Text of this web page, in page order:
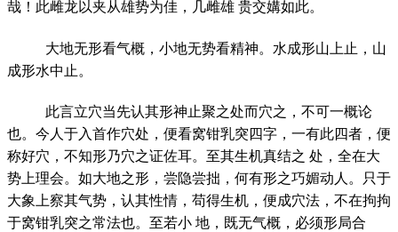
哉！此雌龙以夹从雄势为佳，几雌雄 贵交媾如此。
大地无形看气概，小地无势看精神。水成形山上止，山
成形水中止。
此言立穴当先认其形神止聚之处而穴之，不可一概论
也。今人于入首作穴处，便看窝钳乳突四字，一有此四者，便
称好穴，不知形乃穴之证佐耳。至其生机真结之 处，全在大
势上理会。如大地之形，尝隐尝拙，何有形之巧媚动人。只于
大象上察其气势，认其性情，苟得生机，便成穴法，不在拘拘
于窝钳乳突之常法也。至若小 地，既无气概，必须形局合